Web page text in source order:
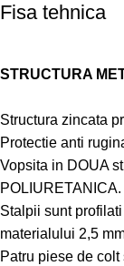
Fisa tehnica
STRUCTURA
Structura zincata
Protectie anti
Vopsita in DOUA
POLIURETANICA.
Stalpii sunt
materialului 2,5
Patru piese de